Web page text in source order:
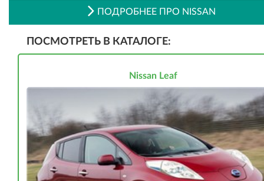
ПОДРОБНЕЕ ПРО NISSAN
ПОСМОТРЕТЬ В КАТАЛОГЕ:
Nissan Leaf